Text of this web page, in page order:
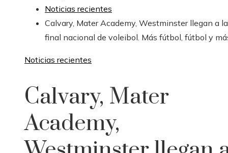
Noticias recientes
Calvary, Mater Academy, Westminster llegan a la
final nacional de voleibol. Más fútbol, ​​fútbol y
Noticias recientes
Calvary, Mater
Academy,